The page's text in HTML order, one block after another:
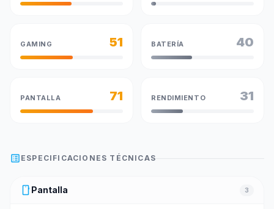
GAMING 51 BATERÍA 40
PANTALLA 71 RENDIMIENTO 31
list_alt ESPECIFICACIONES TÉCNICAS
smartphone Pantalla 3